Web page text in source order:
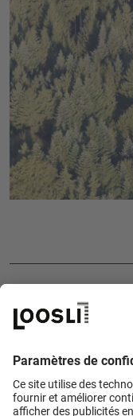
Déclaration
essences
D’où vient notre
EN SAVOIR
FOOTER
Standort Wyssachen
Téléphone+41 62
Email
Mentions légales